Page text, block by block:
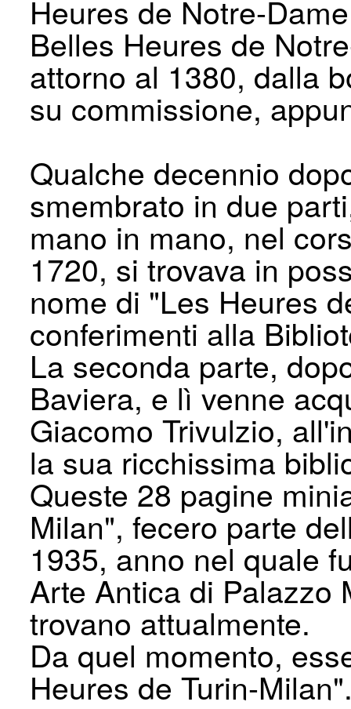
Heures de Notre-
Belles Heures de
attorno al 1380, dalla
su commissione,
Qualche decennio
smembrato in due
mano in mano, nel
1720, si trovava in
nome di "Les Heures
conferimenti alla
La seconda parte,
Baviera, e lì venne
Giacomo Trivulzio,
la sua ricchissima
Queste 28 pagine
Milan", fecero parte
1935, anno nel quale
Arte Antica di Palazzo
trovano attualmente.
Da quel momento,
Heures de Turin-